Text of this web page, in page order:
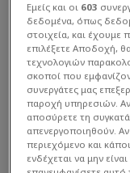
Εμείς και οι 603
δεδομένα, όπως
στοιχεία, και
επιλέξετε Αποδοχή,
τεχνολογιών
σκοποί που
συνεργάτες μας
παροχή υπηρεσιών.
αποσύρετε τη
απενεργοποιηθούν.
περιεχόμενο και
ενδέχεται να μην